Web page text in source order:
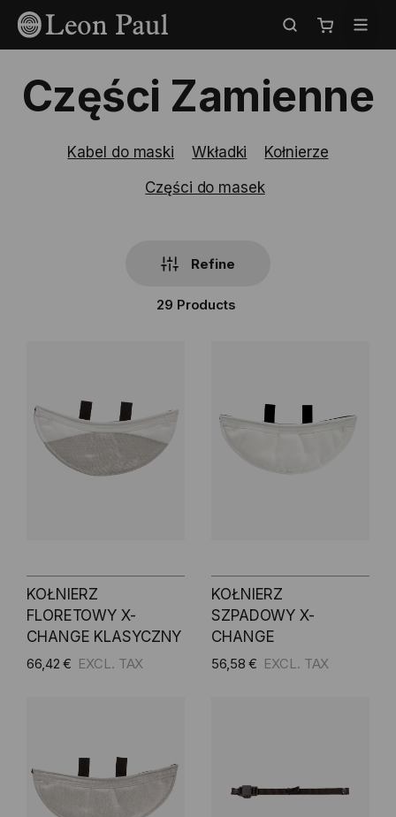
Przejdź
treści
Store
Mój koszyk
Części Zamienne
Kabel do maski Wkładki
Kołnierze
Części do masek
Refine
29 Products
KOŁNIERZ
FLORETOWY X-
CHANGE KLASYCZNY
66,42 €
KOŁNIERZ
SZPADOWY X-
CHANGE
56,58 €